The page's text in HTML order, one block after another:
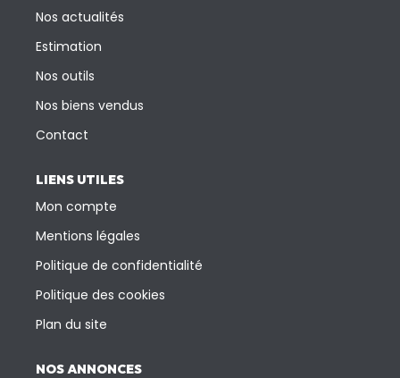
Nos actualités
Estimation
Nos outils
Nos biens vendus
Contact
LIENS UTILES
Mon compte
Mentions légales
Politique de confidentialité
Politique des cookies
Plan du site
NOS ANNONCES